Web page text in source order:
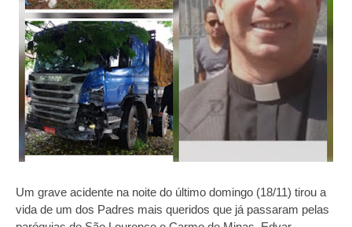
Um grave acidente na noite do último domingo (18/11) tirou a
vida de um dos Padres mais queridos que já passaram pelas